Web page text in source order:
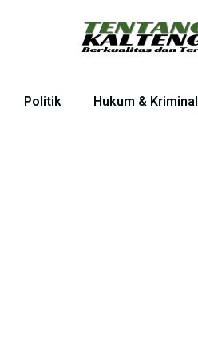
Politik Hukum & Kriminal